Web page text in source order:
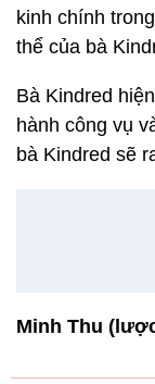
kinh chính
thể của bà
Bà Kindred
hành công vụ
bà Kindred sẽ
Minh Thu